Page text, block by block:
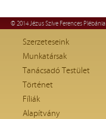
© 2014 Jézus Szíve Ferences Plébánia
Szerzeteseink
Munkatársak
Tanácsadó Testület
Történet
Fíliák
Alapítvány